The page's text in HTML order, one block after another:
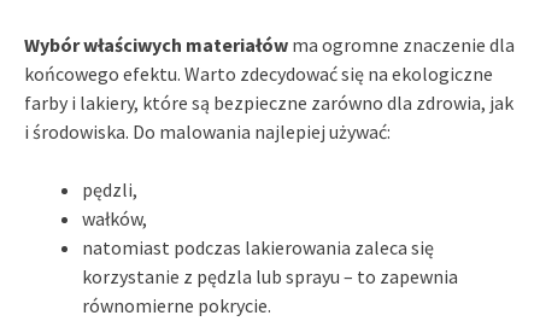
Wybór właściwych materiałów ma ogromne znaczenie dla
końcowego efektu. Warto zdecydować się na ekologiczne
farby i lakiery, które są bezpieczne zarówno dla zdrowia, jak
i środowiska. Do malowania najlepiej używać:
pędzli,
wałków,
natomiast podczas lakierowania zaleca się
korzystanie z pędzla lub sprayu – to zapewnia
równomierne pokrycie.